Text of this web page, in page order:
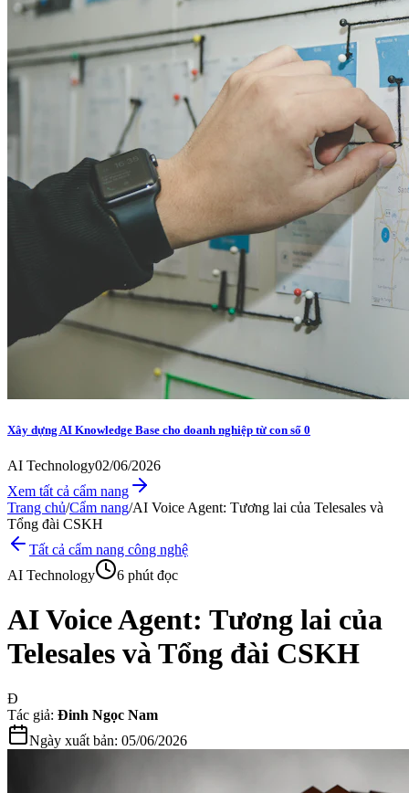
Xây dựng AI Knowledge Base cho doanh nghiệp từ con số 0
AI Technology02/06/2026
Xem tất cả cẩm nang
Trang chủ/Cẩm nang/AI Voice Agent: Tương lai của Telesales và
Tổng đài CSKH
Tất cả cẩm nang công nghệ
AI Technology
6 phút đọc
AI Voice Agent: Tương lai của
Telesales và Tổng đài CSKH
Đ
Tác giả: Đinh Ngọc Nam
Ngày xuất bản: 05/06/2026